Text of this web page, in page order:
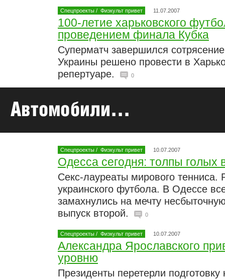
Спецпроекты / Физкульт привет 11.07.2007
100-летие харьковского
проведением финала Кубка
Суперматч завершился
Украины решено провести в
репертуаре.
0
Спецпроекты / Физкульт привет 10.07.2007
Одесса сегодня: толпы голых
Секс-лауреаты мирового тенниса.
украинского футбола. В Одессе
замахнулись на мечту
выпуск второй.
0
Спецпроекты / Физкульт привет 10.07.2007
Александра Ярославского
уровню
Президенты перетерли